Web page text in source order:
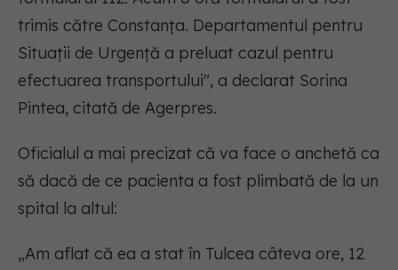
trimis către Constanţa. Departamentul pentru
Situaţii de Urgenţă a preluat cazul pentru
efectuarea transportului", a declarat Sorina
Pintea, citată de Agerpres.
Oficialul a mai precizat că va face o anchetă ca
să dacă de ce pacienta a fost plimbată de la un
spital la altul:
„Am aflat că ea a stat în Tulcea câteva ore, 12